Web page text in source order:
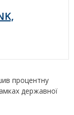
процентну
державної